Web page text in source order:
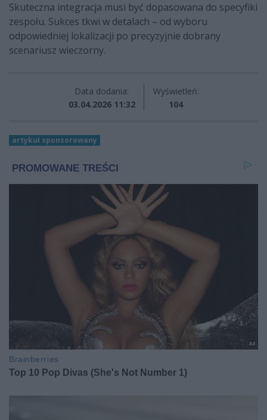
Skuteczna integracja musi być dopasowana do specyfiki
zespołu. Sukces tkwi w detalach – od wyboru
odpowiedniej lokalizacji po precyzyjnie dobrany
scenariusz wieczorny.
Data dodania:
03.04.2026 11:32
Wyświetleń:
104
artykuł sponsorowany